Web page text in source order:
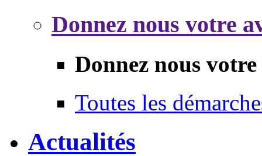
Donnez nous votre
Donnez nous
Toutes les
Actualités